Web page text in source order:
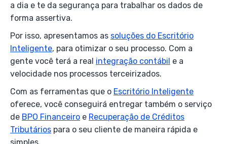
a dia e te da segurança para trabalhar os dados de
forma assertiva.
Por isso, apresentamos as soluções do Escritório
Inteligente, para otimizar o seu processo. Com a
gente você terá a real integração contábil e a
velocidade nos processos terceirizados.
Com as ferramentas que o Escritório Inteligente
oferece, você conseguirá entregar também o serviço
de BPO Financeiro e Recuperação de Créditos
Tributários para o seu cliente de maneira rápida e